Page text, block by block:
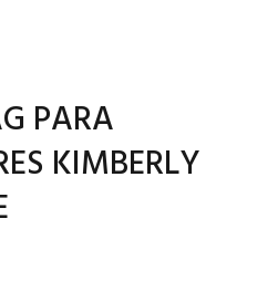
PARA
KIMBERLY